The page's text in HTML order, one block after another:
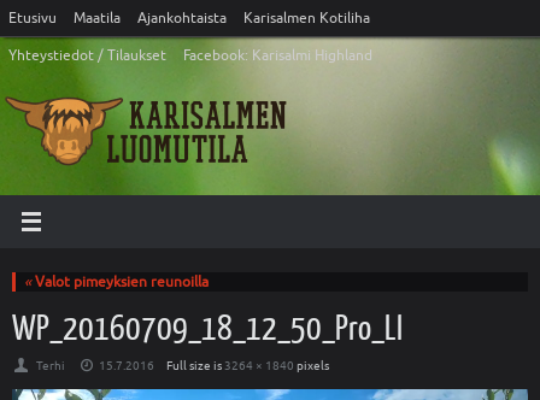
Etusivu Maatila Ajankohtaista
Karisalmen Kotiliha
Yhteystiedot / Tilaukset
Facebook: Karisalmi Highland
«Valot pimeyksien reunoilla
WP_20160709_18_12_50_Pro_LI
Terhi 15.7.2016 Full size is 3264 × 1840 pixels